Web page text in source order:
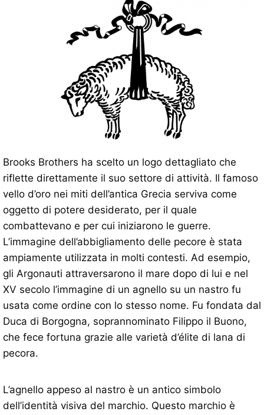
Brooks Brothers ha scelto un logo dettagliato che
riflette direttamente il suo settore di attività. Il famoso
vello d’oro nei miti dell’antica Grecia serviva come
oggetto di potere desiderato, per il quale
combattevano e per cui iniziarono le guerre.
L’immagine dell’abbigliamento delle pecore è stata
ampiamente utilizzata in molti contesti. Ad esempio,
gli Argonauti attraversarono il mare dopo di lui e nel
XV secolo l’immagine di un agnello su un nastro fu
usata come ordine con lo stesso nome. Fu fondata dal
Duca di Borgogna, soprannominato Filippo il Buono,
che fece fortuna grazie alle varietà d’élite di lana di
pecora.
L’agnello appeso al nastro è un antico simbolo
dell’identità visiva del marchio. Questo marchio è